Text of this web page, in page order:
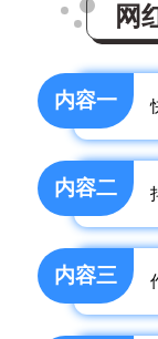
网
内容一
内容二
内容三